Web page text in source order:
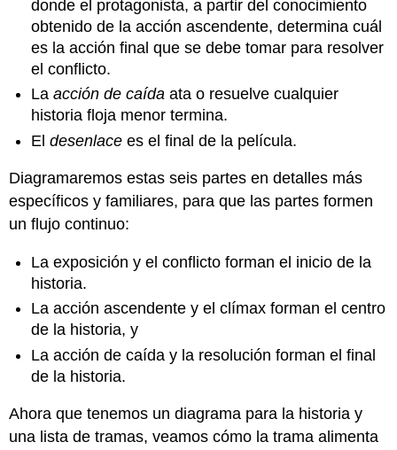
donde el protagonista, a partir del conocimiento
obtenido de la acción ascendente, determina cuál
es la acción final que se debe tomar para resolver
el conflicto.
Laacción de caída ata o resuelve cualquier
historia floja menor termina.
Eldesenlace es el final de la película.
Diagramaremos estas seis partes en detalles más
específicos y familiares, para que las partes formen
un flujo continuo:
La exposición y el conflicto forman el inicio de la
historia.
La acción ascendente y el clímax forman el centro
de la historia, y
La acción de caída y la resolución forman el final
de la historia.
Ahora que tenemos un diagrama para la historia y
una lista de tramas, veamos cómo la trama alimenta